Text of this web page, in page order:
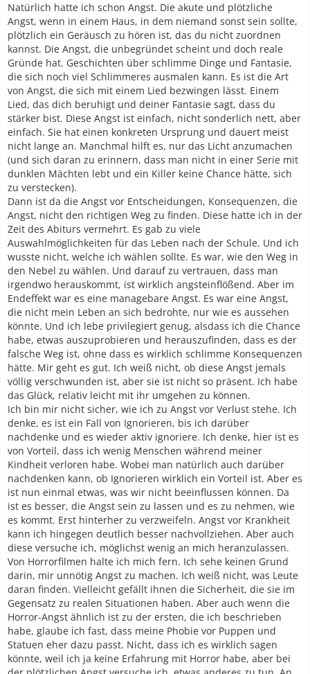
Natürlich hatte ich schon Angst. Die akute und plötzliche
Angst, wenn in einem Haus, in dem niemand sonst sein sollte,
plötzlich ein Geräusch zu hören ist, das du nicht zuordnen
kannst. Die Angst, die unbegründet scheint und doch reale
Gründe hat. Geschichten über schlimme Dinge und Fantasie,
die sich noch viel Schlimmeres ausmalen kann. Es ist die Art
von Angst, die sich mit einem Lied bezwingen lässt. Einem
Lied, das dich beruhigt und deiner Fantasie sagt, dass du
stärker bist. Diese Angst ist einfach, nicht sonderlich nett, aber
einfach. Sie hat einen konkreten Ursprung und dauert meist
nicht lange an. Manchmal hilft es, nur das Licht anzumachen
(und sich daran zu erinnern, dass man nicht in einer Serie mit
dunklen Mächten lebt und ein Killer keine Chance hätte, sich
zu verstecken).
Dann ist da die Angst vor Entscheidungen, Konsequenzen, die
Angst, nicht den richtigen Weg zu finden. Diese hatte ich in der
Zeit des Abiturs vermehrt. Es gab zu viele
Auswahlmöglichkeiten für das Leben nach der Schule. Und ich
wusste nicht, welche ich wählen sollte. Es war, wie den Weg in
den Nebel zu wählen. Und darauf zu vertrauen, dass man
irgendwo herauskommt, ist wirklich angsteinflößend. Aber im
Endeffekt war es eine managebare Angst. Es war eine Angst,
die nicht mein Leben an sich bedrohte, nur wie es aussehen
könnte. Und ich lebe privilegiert genug, alsdass ich die Chance
habe, etwas auszuprobieren und herauszufinden, dass es der
falsche Weg ist, ohne dass es wirklich schlimme Konsequenzen
hätte. Mir geht es gut. Ich weiß nicht, ob diese Angst jemals
völlig verschwunden ist, aber sie ist nicht so präsent. Ich habe
das Glück, relativ leicht mit ihr umgehen zu können.
Ich bin mir nicht sicher, wie ich zu Angst vor Verlust stehe. Ich
denke, es ist ein Fall von Ignorieren, bis ich darüber
nachdenke und es wieder aktiv ignoriere. Ich denke, hier ist es
von Vorteil, dass ich wenig Menschen während meiner
Kindheit verloren habe. Wobei man natürlich auch darüber
nachdenken kann, ob Ignorieren wirklich ein Vorteil ist. Aber es
ist nun einmal etwas, was wir nicht beeinflussen können. Da
ist es besser, die Angst sein zu lassen und es zu nehmen, wie
es kommt. Erst hinterher zu verzweifeln. Angst vor Krankheit
kann ich hingegen deutlich besser nachvollziehen. Aber auch
diese versuche ich, möglichst wenig an mich heranzulassen.
Von Horrorfilmen halte ich mich fern. Ich sehe keinen Grund
darin, mir unnötig Angst zu machen. Ich weiß nicht, was Leute
daran finden. Vielleicht gefällt ihnen die Sicherheit, die sie im
Gegensatz zu realen Situationen haben. Aber auch wenn die
Horror-Angst ähnlich ist zu der ersten, die ich beschrieben
habe, glaube ich fast, dass meine Phobie vor Puppen und
Statuen eher dazu passt. Nicht, dass ich es wirklich sagen
könnte, weil ich ja keine Erfahrung mit Horror habe, aber bei